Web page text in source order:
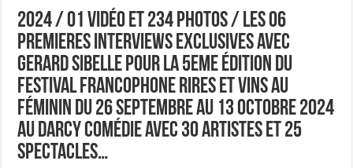
2024 / 01 VIDÉO ET 234 PHOTOS / LES 06
PREMIERES INTERVIEWS EXCLUSIVES AVEC
GERARD SIBELLE POUR LA 5EME ÉDITION DU
FESTIVAL FRANCOPHONE RIRES ET VINS AU
FÉMININ DU 26 SEPTEMBRE AU 13 OCTOBRE 2024
AU DARCY COMÉDIE AVEC 30 ARTISTES ET 25
SPECTACLES…